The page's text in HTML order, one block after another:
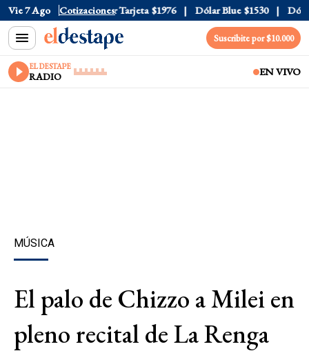
Vie 7 Ago Cotizaciones
$1520 Dólar Tarjeta $1976 Dólar Blue $1530 Dólar
Suscribite por $10.000
EL DESTAPE
RADIO EN VIVO
MÚSICA
El palo de Chizzo a Milei en
pleno recital de La Renga